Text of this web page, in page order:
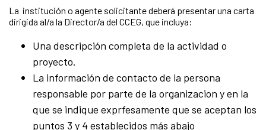
La institución o agente solicitante deberá presentar una carta
dirigida al/a la Director/a del CCEG, que incluya:
Una descripción completa de la actividad o
proyecto.
La información de contacto de la persona
responsable por parte de la organizacion y en la
que se indique exprfesamente que se aceptan los
puntos 3 y 4 establecidos más abajo